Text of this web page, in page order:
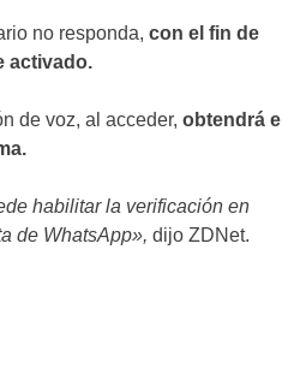
no responda, con el fin de
activado.
de voz, al acceder, obtendrá el
habilitar la verificación en
de WhatsApp», dijo ZDNet.